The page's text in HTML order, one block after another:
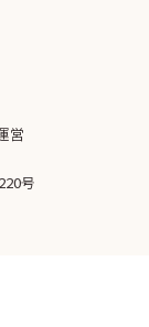
営
号